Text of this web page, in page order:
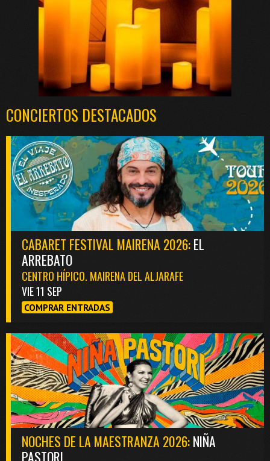
CONCIERTOS DESTACADOS
CABARET FESTIVAL MAIRENA 2026:EL
ARREBATO
CENTRO HÍPICO. MAIRENA DEL ALJARAFE
VIE 11 SEP
COMPRAR ENTRADAS
NOCHES DE LA MAESTRANZA 2026:NIÑA
PASTORI